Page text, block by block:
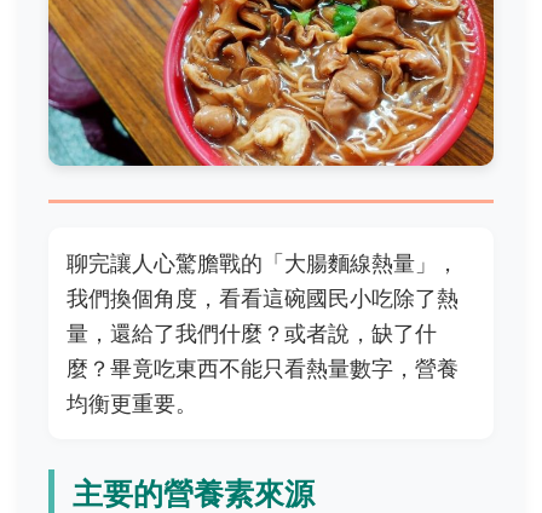
聊完讓人心驚膽戰的「大腸麵線熱量」，
我們換個角度，看看這碗國民小吃除了熱
量，還給了我們什麼？或者說，缺了什
麼？畢竟吃東西不能只看熱量數字，營養
均衡更重要。
主要的營養素來源